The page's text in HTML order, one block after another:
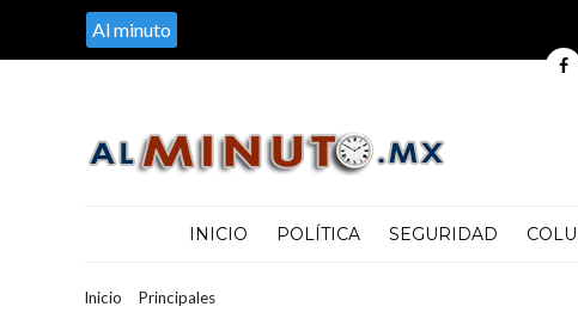
Al minuto
INICIO POLÍTICA SEGURIDAD
Inicio Principales>